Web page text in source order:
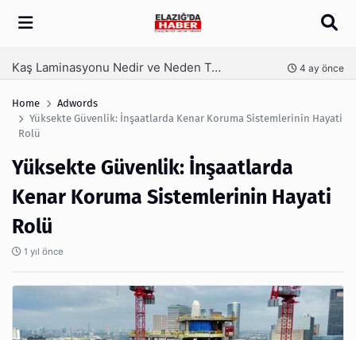
Arama
Kaş Laminasyonu Nedir ve Neden Tercih Edilir? 4 ay önce
Home
Adwords
Yüksekte Güvenlik: İnşaatlarda Kenar Koruma Sistemlerinin Hayati
Rolü
Yüksekte Güvenlik: İnşaatlarda
Kenar Koruma Sistemlerinin Hayati
Rolü
1 yıl önce